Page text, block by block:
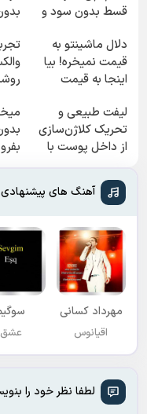
قسط بدون سود و
دلال ماشینتو به
قیمت نمیخره! بیا
اینجا به قیمت
واقعی*
لیفت طبیعی و
تحریک کلاژن‌سازی
از داخل پوست با
24ماه ماندگاری ✅
جوان شو
آهنگ های پیشنهادی
مهرداد کسانی
اقیانوس عشق
لطفا نظر خود را